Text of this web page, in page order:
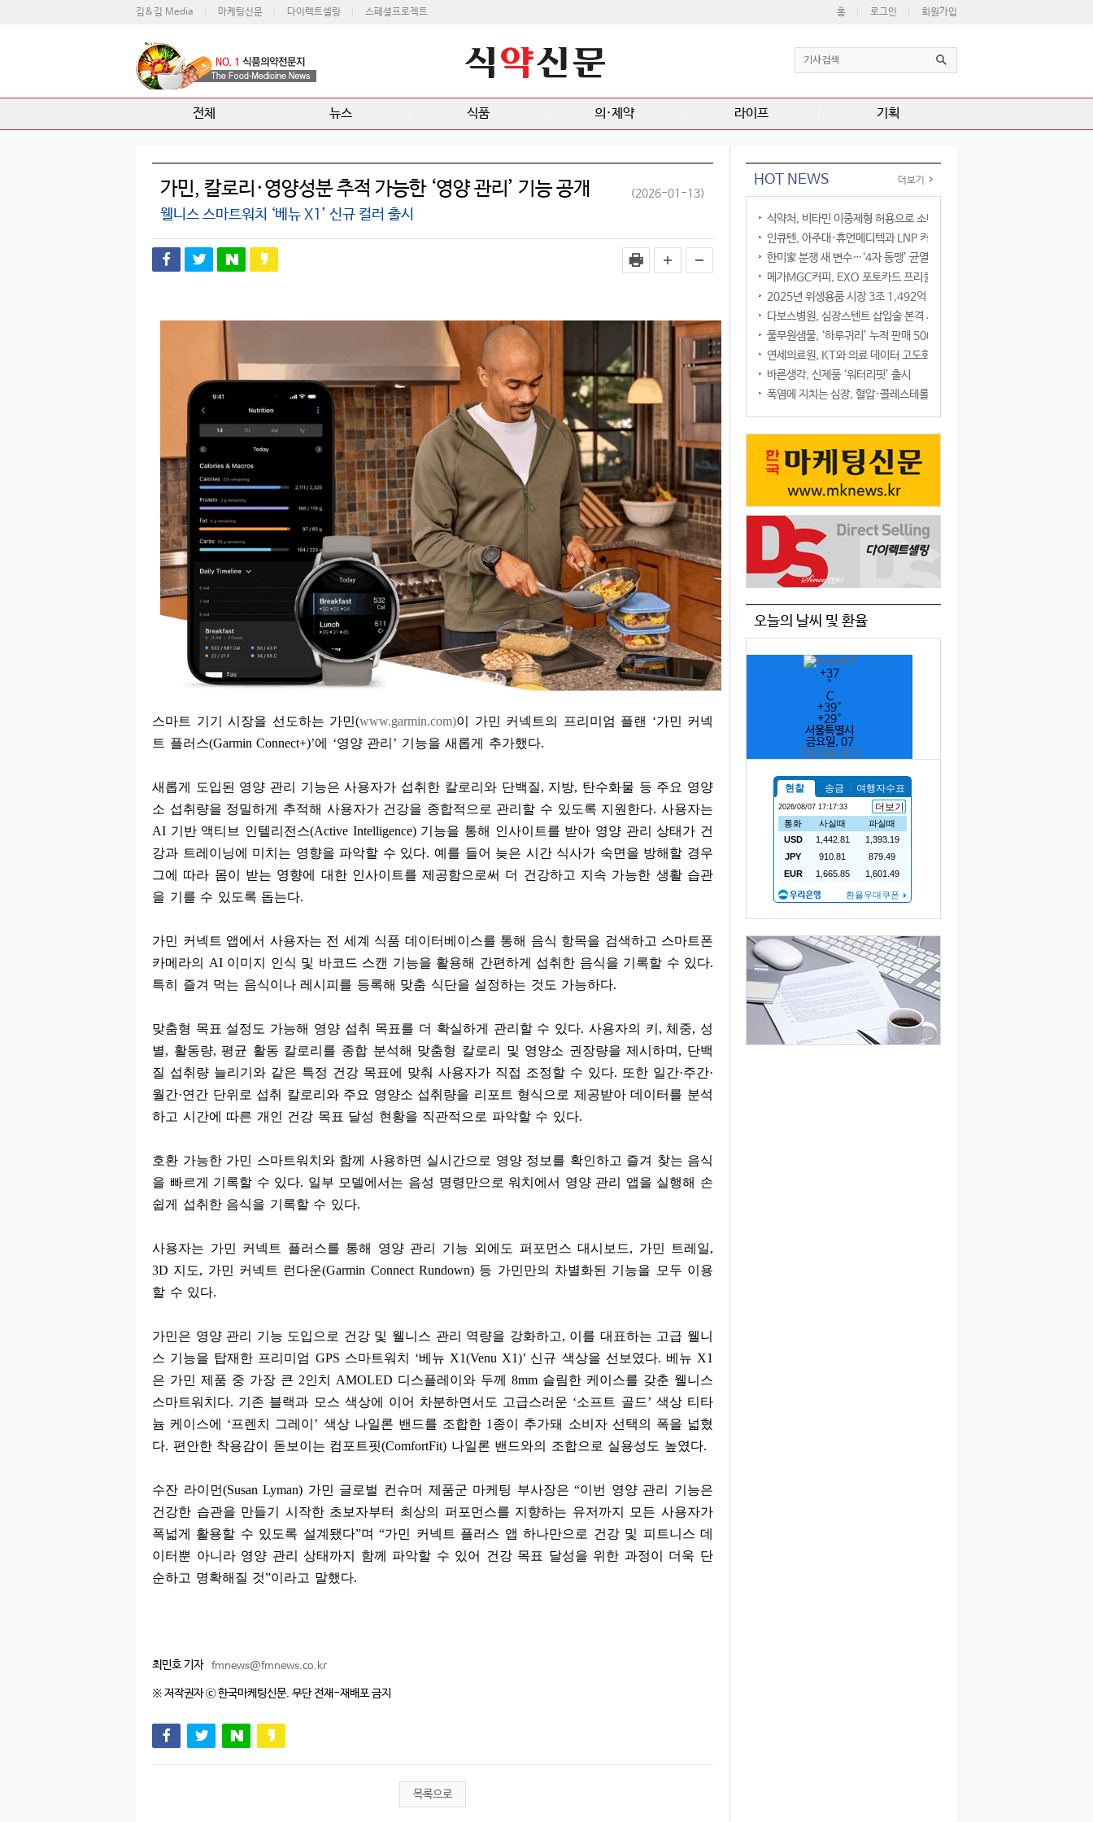
김&김 Media 마케팅신문 다이렉트셀링 스페셜프로젝트 홈 로그인 회원가입
전체 뉴스 식품 의·제약 라이프 기획
가민, 칼로리·영양성분 추적 가능한 ‘영양 관리’ 기능 공개 (2026-01-13)
웰니스 스마트워치 ‘베뉴 X1’ 신규 컬러 출시
스마트 기기 시장을 선도하는 가민(www.garmin.com)이 가민 커넥트의 프리미엄 플랜 ‘가민 커넥
트 플러스(Garmin Connect+)’에 ‘영양 관리 ’ 기능을 새롭게 추가했다.
새롭게 도입된 영양 관리 기능은 사용자가 섭취한 칼로리와 단백질, 지방, 탄수화물 등 주요 영양
소 섭취량을 정밀하게 추적해 사용자가 건강을 종합적으로 관리할 수 있도록 지원한다.사용자는
AI 기반 액티브 인텔리전스(Active Intelligence) 기능을 통해 인사이트를 받아 영양 관리 상태가 건
강과 트레이닝에 미치는 영향을 파악할 수 있다. 예를 들어 늦은 시간 식사가 숙면을 방해할 경우
그에 따라 몸이 받는 영향에 대한 인사이트를 제공함으로써 더 건강하고 지속 가능한 생활 습관
을 기를 수 있도록 돕는다.
가민 커넥트 앱에서 사용자는 전 세계 식품 데이터베이스를 통해 음식 항목을 검색하고 스마트폰
카메라의 AI 이미지 인식 및 바코드 스캔 기능을 활용해 간편하게 섭취한 음식을 기록할 수 있다.
특히 즐겨 먹는 음식이나 레시피를 등록해 맞춤 식단을 설정하는 것도 가능하다.
맞춤형 목표 설정도 가능해 영양 섭취 목표를 더 확실하게 관리할 수 있다. 사용자의 키 , 체중, 성
별, 활동량,평균 활동 칼로리를 종합 분석해 맞춤형 칼로리 및 영양소 권장량을 제시하며 , 단백
질 섭취량 늘리기와 같은 특정 건강 목표에 맞춰 사용자가 직접 조정할 수 있다. 또한 일간·주간·
월간·연간 단위로 섭취 칼로리와 주요 영양소 섭취량을 리포트 형식으로 제공받아 데이터를 분석
하고 시간에 따른 개인 건강 목표 달성 현황을 직관적으로 파악할 수 있다.
호환 가능한 가민 스마트워치와 함께 사용하면 실시간으로 영양 정보를 확인하고 즐겨 찾는 음식
을 빠르게 기록할 수 있다. 일부 모델에서는 음성 명령만으로 워치에서 영양 관리 앱을 실행해 손
쉽게 섭취한 음식을 기록할 수 있다.
사용자는 가민 커넥트 플러스를 통해 영양 관리 기능 외에도 퍼포먼스 대시보드, 가민 트레일,
3D 지도, 가민 커넥트 런다운(Garmin Connect Rundown) 등 가민만의 차별화된 기능을 모두 이용
할 수 있다.
가민은 영양 관리 기능 도입으로 건강 및 웰니스 관리 역량을 강화하고, 이를 대표하는 고급 웰니
스 기능을 탑재한 프리미엄 GPS 스마트워치 ‘베뉴 X1(Venu X1)’ 신규 색상을 선보였다. 베뉴 X1
은 가민 제품 중 가장 큰 2인치 AMOLED 디스플레이와 두께 8mm 슬림한 케이스를 갖춘 웰니스
스마트워치다. 기존 블랙과 모스 색상에 이어 차분하면서도 고급스러운 ‘소프트 골드’ 색상 티타
늄 케이스에 ‘프렌치 그레이 ’ 색상 나일론 밴드를 조합한 1 종이 추가돼 소비자 선택의 폭을 넓혔
다. 편안한 착용감이 돋보이는 컴포트핏(ComfortFit) 나일론 밴드와의 조합으로 실용성도 높였다.
수잔 라이먼(Susan Lyman) 가민 글로벌 컨슈머 제품군 마케팅 부사장은“이번 영양 관리 기능은
건강한 습관을 만들기 시작한 초보자부터 최상의 퍼포먼스를 지향하는 유저까지 모든 사용자가
폭넓게 활용할 수 있도록 설계됐다”며“가민 커넥트 플러스 앱 하나만으로 건강 및 피트니스 데
이터뿐 아니라 영양 관리 상태까지 함께 파악할 수 있어 건강 목표 달성을 위한 과정이 더욱 단
순하고 명확해질 것”이라고 말했다.
최민호 기자 fmnews@fmnews.co.kr
※ 저작권자 ⓒ 한국마케팅신문. 무단 전재-재배포 금지
목록으로
HOT NEWS 더보기
식약처, 비타민 이중제형 허용으로 소비자 선택권 확대
인큐텐, 아주대·휴먼메디텍과 LNP 커큐민 공동연구
한미家 분쟁 새 변수…‘4자 동맹’ 균열 현실화
메가MGC커피, EXO 포토카드 프리퀀시 이벤트
2025년 위생용품 시장 3조 1,492억 원
다보스병원, 심장스텐트 삽입술 본격 시행
풀무원샘물, ‘하루귀리’ 누적 판매 500만 병 돌파
연세의료원, KT와 의료 데이터 고도화 협력
바른생각, 신제품 ‘워터리핏’ 출시
폭염에 지치는 심장, 혈압·콜레스테롤만 챙기면 될까?
오늘의 날씨 및 환율
+37
°
C
+39°
+29°
서울특별시
금요일, 07
7일 예보 보기